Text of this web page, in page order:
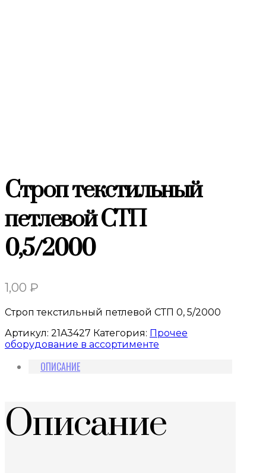
Строп текстильный
петлевой СТП
0,5/2000
1,00 ₽
Строп текстильный петлевой СТП 0, 5/2000
Артикул: 21A3427 Категория: Прочее
оборудование в ассортименте
ОПИСАНИЕ
Описание